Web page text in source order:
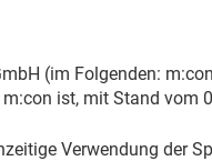
(im Folgenden:
ist, mit Stand vom
Verwendung der